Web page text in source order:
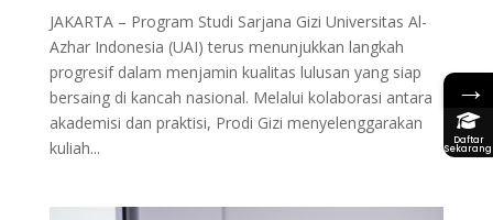
​JAKARTA – Program Studi Sarjana Gizi Universitas Al-
Azhar Indonesia (UAI) terus menunjukkan langkah
progresif dalam menjamin kualitas lulusan yang siap
bersaing di kancah nasional. Melalui kolaborasi antara
akademisi dan praktisi, Prodi Gizi menyelenggarakan
kuliah...
→
Daftar
Sekarang